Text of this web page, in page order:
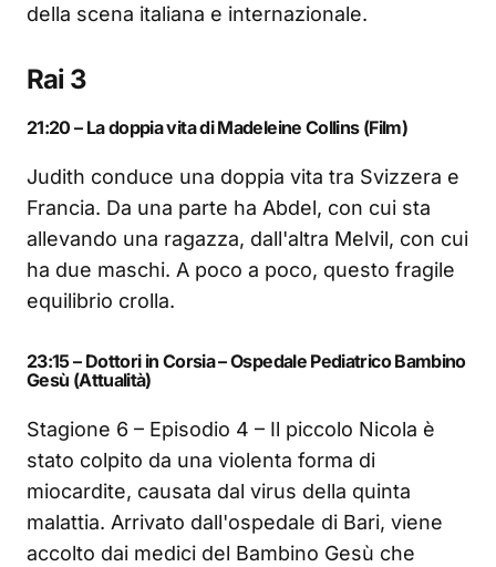
della scena italiana e internazionale.
Rai 3
21:20 – La doppia vita di Madeleine Collins (Film)
Judith conduce una doppia vita tra Svizzera e
Francia. Da una parte ha Abdel, con cui sta
allevando una ragazza, dall'altra Melvil, con cui
ha due maschi. A poco a poco, questo fragile
equilibrio crolla.
23:15 – Dottori in Corsia – Ospedale Pediatrico Bambino
Gesù (Attualità)
Stagione 6 – Episodio 4 – Il piccolo Nicola è
stato colpito da una violenta forma di
miocardite, causata dal virus della quinta
malattia. Arrivato dall'ospedale di Bari, viene
accolto dai medici del Bambino Gesù che